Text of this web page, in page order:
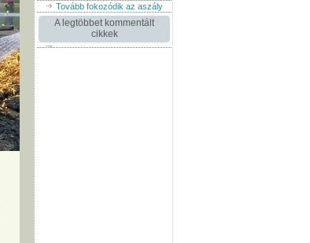
Tovább fokozódik az aszály
A legtöbbet kommentált
cikkek